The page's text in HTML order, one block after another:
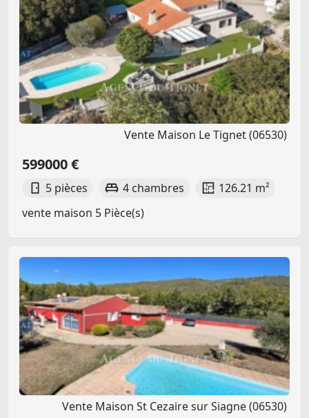
Vente Maison Le Tignet (06530)
599000 €
5 pièces 4 chambres
126.21 m²
vente maison 5 Pièce(s)
Vente Maison St Cezaire sur Siagne (06530)